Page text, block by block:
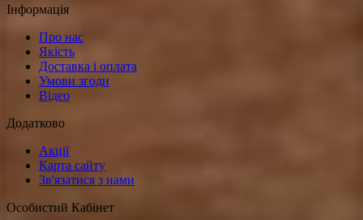
Інформація
Про нас
Якість
Доставка і оплата
Умови згоди
Відео
Додатково
Акції
Карта сайту
Зв'язатися з нами
Особистий Кабінет